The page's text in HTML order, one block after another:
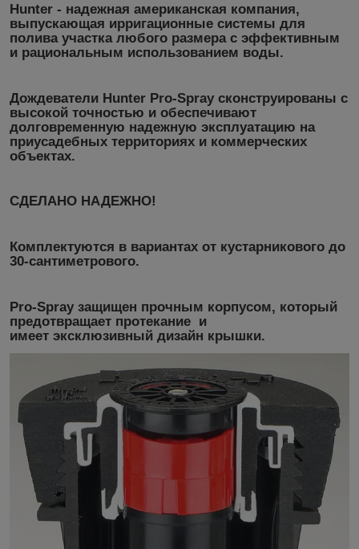
Hunter - надежная американская компания,
выпускающая ирригационные системы для
полива участка любого размера с эффективным
и рациональным использованием воды.
Дождеватели Hunter Pro-Spray сконструированы с
высокой точностью и обеспечивают
долговременную надежную эксплуатацию на
приусадебных территориях и коммерческих
объектах.
СДЕЛАНО НАДЕЖНО!
Комплектуются в вариантах от кустарникового до
30-сантиметрового.
Pro-Spray защищен прочным корпусом, который
предотвращает протекание и
имеет эксклюзивный дизайн крышки.